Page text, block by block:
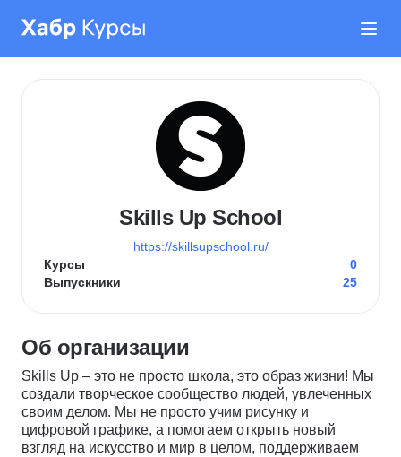
Skills Up School
https://skillsupschool.ru/
Курсы
0
Выпускники
25
Об организации
Skills Up – это не просто школа, это образ жизни! Мы
создали творческое сообщество людей, увлеченных
своим делом. Мы не просто учим рисунку и
цифровой графике, а помогаем открыть новый
взгляд на искусство и мир в целом, поддерживаем